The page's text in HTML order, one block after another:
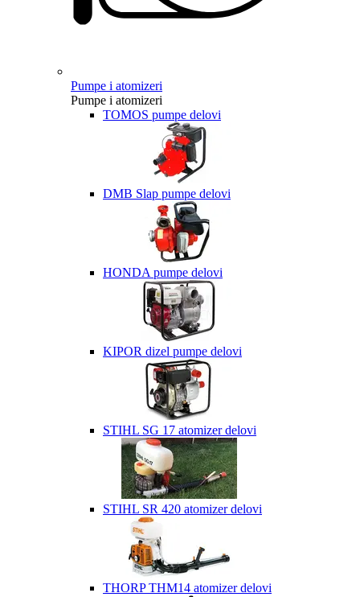
Pumpe i atomizeri
Pumpe i atomizeri
TOMOS pumpe delovi
DMB Slap pumpe delovi
HONDA pumpe delovi
KIPOR dizel pumpe delovi
STIHL SG 17 atomizer delovi
STIHL SR 420 atomizer delovi
THORP THM14 atomizer delovi